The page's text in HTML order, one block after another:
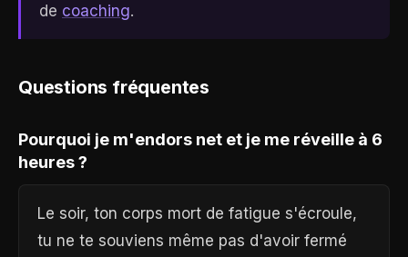
de coaching.
Questions fréquentes
Pourquoi je m'endors net et je me réveille à 6
heures ?
Le soir, ton corps mort de fatigue s'écroule,
tu ne te souviens même pas d'avoir fermé